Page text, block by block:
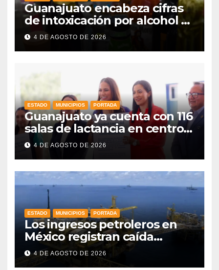
Guanajuato encabeza cifras
de intoxicación por alcohol a
nivel nacional
4 DE AGOSTO DE 2026
ESTADO MUNICIPIOS PORTADA
Guanajuato ya cuenta con 116
salas de lactancia en centros
de trabajo: Gobernadora
4 DE AGOSTO DE 2026
ESTADO MUNICIPIOS PORTADA
Los ingresos petroleros en
México registran caída
drástica en una década
4 DE AGOSTO DE 2026